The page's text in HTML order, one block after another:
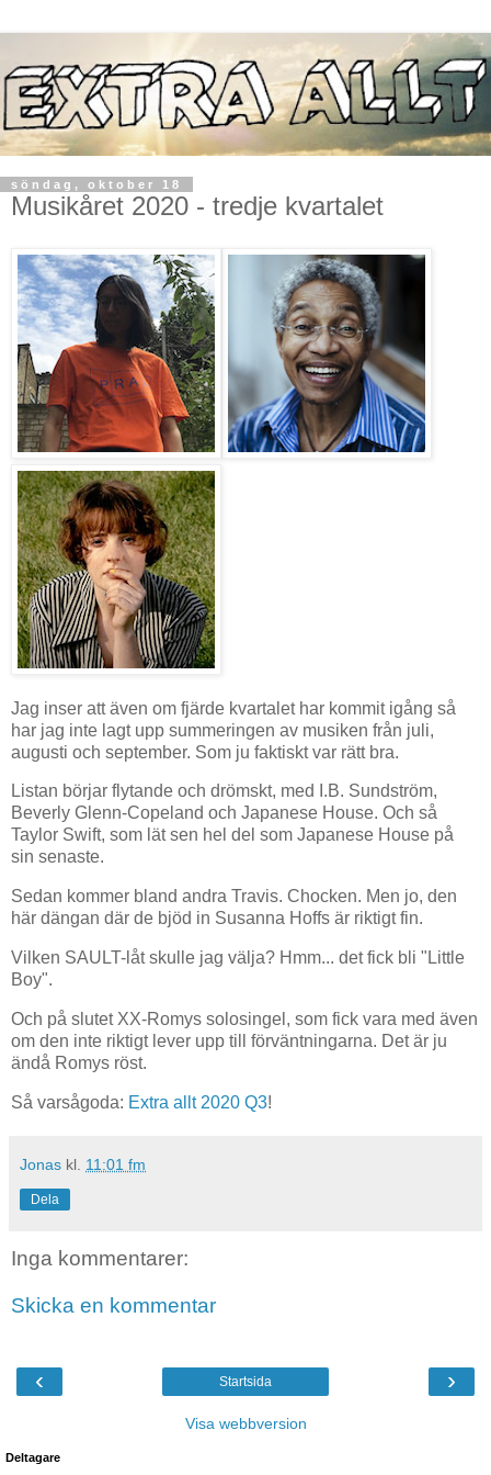
söndag, oktober 18
Musikåret 2020 - tredje kvartalet
Jag inser att även om fjärde kvartalet har kommit igång så
har jag inte lagt upp summeringen av musiken från juli,
augusti och september. Som ju faktiskt var rätt bra.
Listan börjar flytande och drömskt, med I.B. Sundström,
Beverly Glenn-Copeland och Japanese House. Och så
Taylor Swift, som lät sen hel del som Japanese House på
sin senaste.
Sedan kommer bland andra Travis. Chocken. Men jo, den
här dängan där de bjöd in Susanna Hoffs är riktigt fin.
Vilken SAULT-låt skulle jag välja? Hmm... det fick bli "Little
Boy".
Och på slutet XX-Romys solosingel, som fick vara med även
om den inte riktigt lever upp till förväntningarna. Det är ju
ändå Romys röst.
Så varsågoda: Extra allt 2020 Q3!
Jonas kl. 11:01 fm
Dela
Inga kommentarer:
Skicka en kommentar
‹ ›
Startsida
Visa webbversion
Deltagare